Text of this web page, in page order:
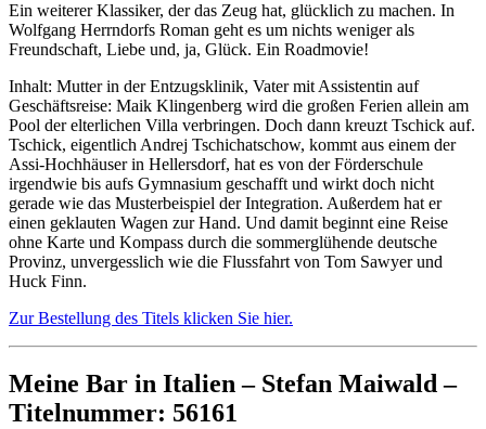
Ein weiterer Klassiker, der das Zeug hat, glücklich zu machen. In
Wolfgang Herrndorfs Roman geht es um nichts weniger als
Freundschaft, Liebe und, ja, Glück. Ein Roadmovie!
Inhalt: Mutter in der Entzugsklinik, Vater mit Assistentin auf
Geschäftsreise: Maik Klingenberg wird die großen Ferien allein am
Pool der elterlichen Villa verbringen. Doch dann kreuzt Tschick auf.
Tschick, eigentlich Andrej Tschichatschow, kommt aus einem der
Assi-Hochhäuser in Hellersdorf, hat es von der Förderschule
irgendwie bis aufs Gymnasium geschafft und wirkt doch nicht
gerade wie das Musterbeispiel der Integration. Außerdem hat er
einen geklauten Wagen zur Hand. Und damit beginnt eine Reise
ohne Karte und Kompass durch die sommerglühende deutsche
Provinz, unvergesslich wie die Flussfahrt von Tom Sawyer und
Huck Finn.
Zur Bestellung des Titels klicken Sie hier.
Meine Bar in Italien – Stefan Maiwald –
Titelnummer: 56161